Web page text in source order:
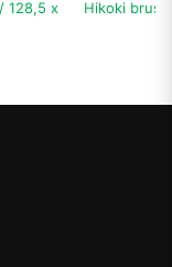
128,5 x
Hikoki